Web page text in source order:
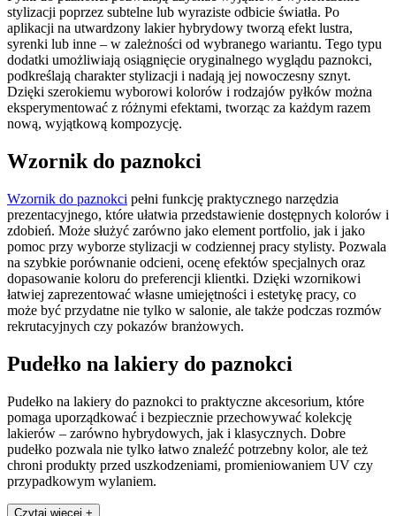
stylizacji poprzez subtelne lub wyraziste odbicie światła. Po
aplikacji na utwardzony lakier hybrydowy tworzą efekt lustra,
syrenki lub inne – w zależności od wybranego wariantu. Tego typu
dodatki umożliwiają osiągnięcie oryginalnego wyglądu paznokci,
podkreślają charakter stylizacji i nadają jej nowoczesny sznyt.
Dzięki szerokiemu wyborowi kolorów i rodzajów pyłków można
eksperymentować z różnymi efektami, tworząc za każdym razem
nową, wyjątkową kompozycję.
Wzornik do paznokci
Wzornik do paznokci pełni funkcję praktycznego narzędzia
prezentacyjnego, które ułatwia przedstawienie dostępnych kolorów i
zdobień. Może służyć zarówno jako element portfolio, jak i jako
pomoc przy wyborze stylizacji w codziennej pracy stylisty. Pozwala
na szybkie porównanie odcieni, ocenę efektów specjalnych oraz
dopasowanie koloru do preferencji klientki. Dzięki wzornikowi
łatwiej zaprezentować własne umiejętności i estetykę pracy, co
może być przydatne nie tylko w salonie, ale także podczas rozmów
rekrutacyjnych czy pokazów branżowych.
Pudełko na lakiery do paznokci
Pudełko na lakiery do paznokci to praktyczne akcesorium, które
pomaga uporządkować i bezpiecznie przechowywać kolekcję
lakierów – zarówno hybrydowych, jak i klasycznych. Dobre
pudełko pozwala nie tylko łatwo znaleźć potrzebny kolor, ale też
chroni produkty przed uszkodzeniami, promieniowaniem UV czy
przypadkowym wylaniem.
Czytaj więcej +